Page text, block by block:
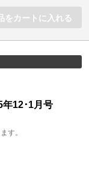
をカートに入れる
12･1月号
す。